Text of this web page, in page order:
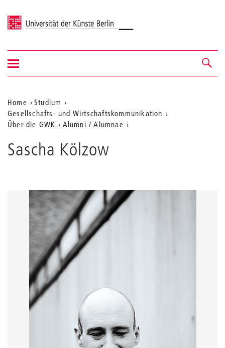
Universität der Künste Berlin
Navigation &
Suche
Navigation
ein-/ausblenden
Aktuelle
Position
der
Home
Studium
Gesellschafts- und Wirtschaftskommunikation
Über die GWK
Alumni / Alumnae
Sascha Kölzow